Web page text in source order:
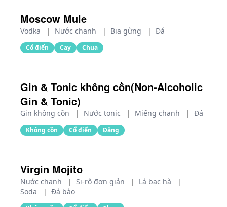
Moscow Mule
Vodka | Nước chanh | Bia gừng | Đá
Cổ điển Cay Chua
Gin & Tonic không cồn(Non-Alcoholic
Gin & Tonic)
Gin không cồn | Nước tonic | Miếng chanh | Đá
Không cồn Cổ điển Đắng
Virgin Mojito
Nước chanh | Si-rô đơn giản | Lá bạc hà
|
Soda
| Đá bào